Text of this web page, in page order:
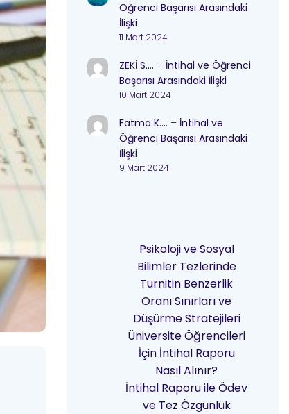
Öğrenci Başarısı Arasındaki
İlişki
11 Mart 2024
ZEKİ S…. – İntihal ve Öğrenci
Başarısı Arasındaki İlişki
10 Mart 2024
Fatma K…. – İntihal ve
Öğrenci Başarısı Arasındaki
İlişki
9 Mart 2024
Psikoloji ve Sosyal
Bilimler Tezlerinde
Turnitin Benzerlik
Oranı Sınırları ve
Düşürme Stratejileri
Üniversite Öğrencileri
İçin İntihal Raporu
Nasıl Alınır?
İntihal Raporu ile Ödev
ve Tez Özgünlük